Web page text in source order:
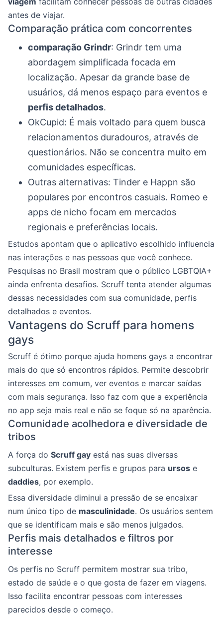
antes de viajar.
Comparação prática com concorrentes
comparação Grindr: Grindr tem uma
abordagem simplificada focada em
localização. Apesar da grande base de
usuários, dá menos espaço para eventos e
perfis detalhados.
OkCupid: É mais voltado para quem busca
relacionamentos duradouros, através de
questionários. Não se concentra muito em
comunidades específicas.
Outras alternativas: Tinder e Happn são
populares por encontros casuais. Romeo e
apps de nicho focam em mercados
regionais e preferências locais.
Estudos apontam que o aplicativo escolhido influencia
nas interações e nas pessoas que você conhece.
Pesquisas no Brasil mostram que o público LGBTQIA+
ainda enfrenta desafios. Scruff tenta atender algumas
dessas necessidades com sua comunidade, perfis
detalhados e eventos.
Vantagens do Scruff para homens
gays
Scruff é ótimo porque ajuda homens gays a encontrar
mais do que só encontros rápidos. Permite descobrir
interesses em comum, ver eventos e marcar saídas
com mais segurança. Isso faz com que a experiência
no app seja mais real e não se foque só na aparência.
Comunidade acolhedora e diversidade de
tribos
A força do Scruff gay está nas suas diversas
subculturas. Existem perfis e grupos para ursos e
daddies, por exemplo.
Essa diversidade diminui a pressão de se encaixar
num único tipo de masculinidade. Os usuários sentem
que se identificam mais e são menos julgados.
Perfis mais detalhados e filtros por
interesse
Os perfis no Scruff permitem mostrar sua tribo,
estado de saúde e o que gosta de fazer em viagens.
Isso facilita encontrar pessoas com interesses
parecidos desde o começo.